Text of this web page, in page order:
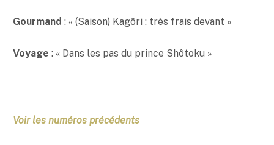
Gourmand : « (Saison) Kagôri : très frais devant »
Voyage : « Dans les pas du prince Shôtoku »
Voir les numéros précédents